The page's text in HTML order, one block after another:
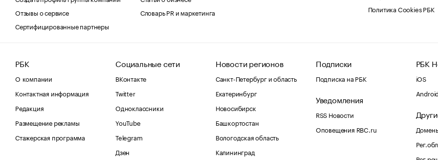
Отзывы о сервисе
Сертифицированные партнеры
Словарь PR и маркетинга
Политика Cookies РБК
РБК
О компании
Контактная информация
Редакция
Размещение рекламы
Стажерская программа
Социальные сети
ВКонтакте
Twitter
Одноклассники
YouTube
Telegram
Дзен
Новости регионов
Санкт-Петербург и область
Екатеринбург
Новосибирск
Башкортостан
Вологодская область
Калининград
Подписки
Подписка на РБК
Уведомления
RSS Новости
Оповещения RBC.ru
РБК
iOS